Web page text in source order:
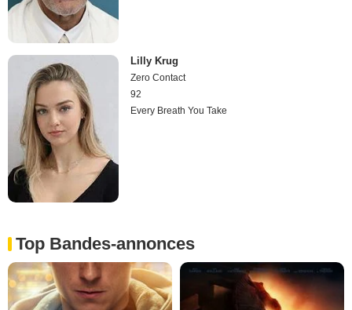
Lilly Krug
Zero Contact
92
Every Breath You Take
Top Bandes-annonces